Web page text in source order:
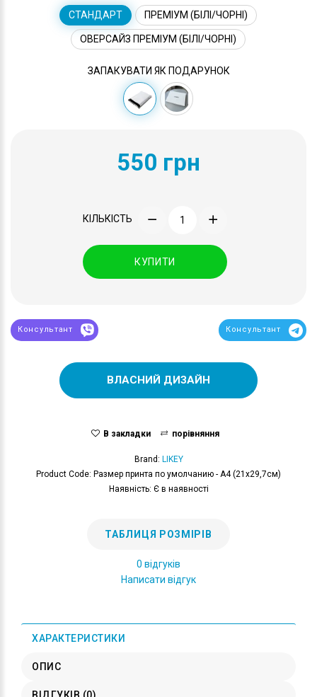
СТАНДАРТ
ПРЕМІУМ (БІЛІ/ЧОРНІ)
ОВЕРСАЙЗ ПРЕМІУМ (БІЛІ/ЧОРНІ)
ЗАПАКУВАТИ ЯК ПОДАРУНОК
550 грн
КІЛЬКІСТЬ
КУПИТИ
Консультант Консультант
ВЛАСНИЙ ДИЗАЙН
В закладки порівняння
Brand: LIKEY
Product Code: Размер принта по умолчанию - А4 (21x29,7см)
Наявність: Є в наявності
ТАБЛИЦЯ РОЗМІРІВ
0 відгуків
Написати відгук
ХАРАКТЕРИСТИКИ
ОПИС
ВІДГУКІВ (0)